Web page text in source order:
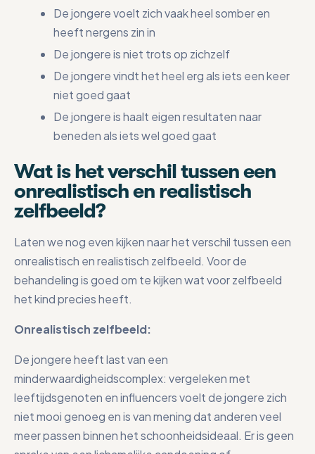
De jongere voelt zich vaak heel somber en
heeft nergens zin in
De jongere is niet trots op zichzelf
De jongere vindt het heel erg als iets een keer
niet goed gaat
De jongere is haalt eigen resultaten naar
beneden als iets wel goed gaat
Wat is het verschil tussen een
onrealistisch en realistisch
zelfbeeld?
Laten we nog even kijken naar het verschil tussen een
onrealistisch en realistisch zelfbeeld. Voor de
behandeling is goed om te kijken wat voor zelfbeeld
het kind precies heeft.
Onrealistisch zelfbeeld:
De jongere heeft last van een
minderwaardigheidscomplex: vergeleken met
leeftijdsgenoten en influencers voelt de jongere zich
niet mooi genoeg en is van mening dat anderen veel
meer passen binnen het schoonheidsideaal. Er is geen